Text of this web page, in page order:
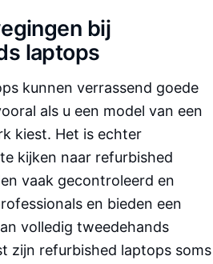
bij
laptops
kunnen verrassend goede
als u een model van een
kiest. Het is echter
kijken naar refurbished
vaak gecontroleerd en
en bieden een
volledig tweedehands
zijn refurbished laptops soms